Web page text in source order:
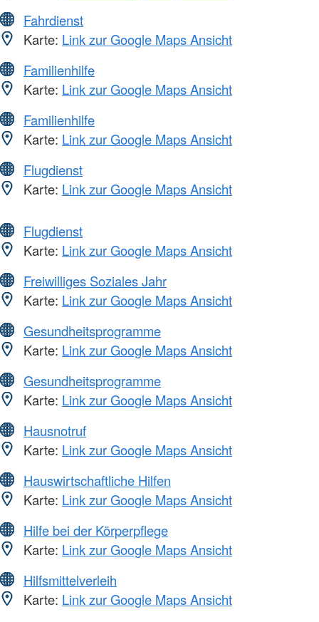
Fahrdienst
Karte: Link zur Google Maps Ansicht
Familienhilfe
Karte: Link zur Google Maps Ansicht
Familienhilfe
Karte: Link zur Google Maps Ansicht
Flugdienst
Karte: Link zur Google Maps Ansicht
Flugdienst
Karte: Link zur Google Maps Ansicht
Freiwilliges Soziales Jahr
Karte: Link zur Google Maps Ansicht
Gesundheitsprogramme
Karte: Link zur Google Maps Ansicht
Gesundheitsprogramme
Karte: Link zur Google Maps Ansicht
Hausnotruf
Karte: Link zur Google Maps Ansicht
Hauswirtschaftliche Hilfen
Karte: Link zur Google Maps Ansicht
Hilfe bei der Körperpflege
Karte: Link zur Google Maps Ansicht
Hilfsmittelverleih
Karte: Link zur Google Maps Ansicht